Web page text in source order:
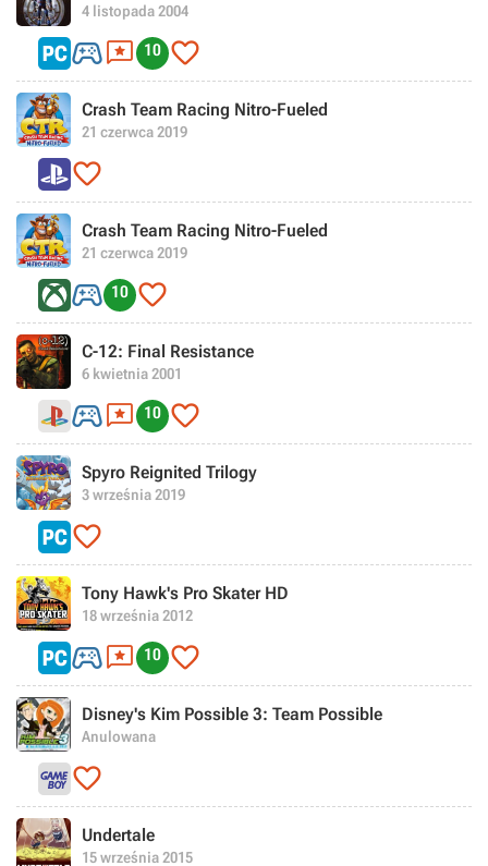
4 listopada 2004
 10 
Crash Team Racing Nitro-Fueled
21 czerwca 2019

Crash Team Racing Nitro-Fueled
21 czerwca 2019
 10 
C-12: Final Resistance
6 kwietnia 2001
 10 
Spyro Reignited Trilogy
3 września 2019

Tony Hawk's Pro Skater HD
18 września 2012
 10 
Disney's Kim Possible 3: Team Possible
Anulowana

Undertale
15 września 2015